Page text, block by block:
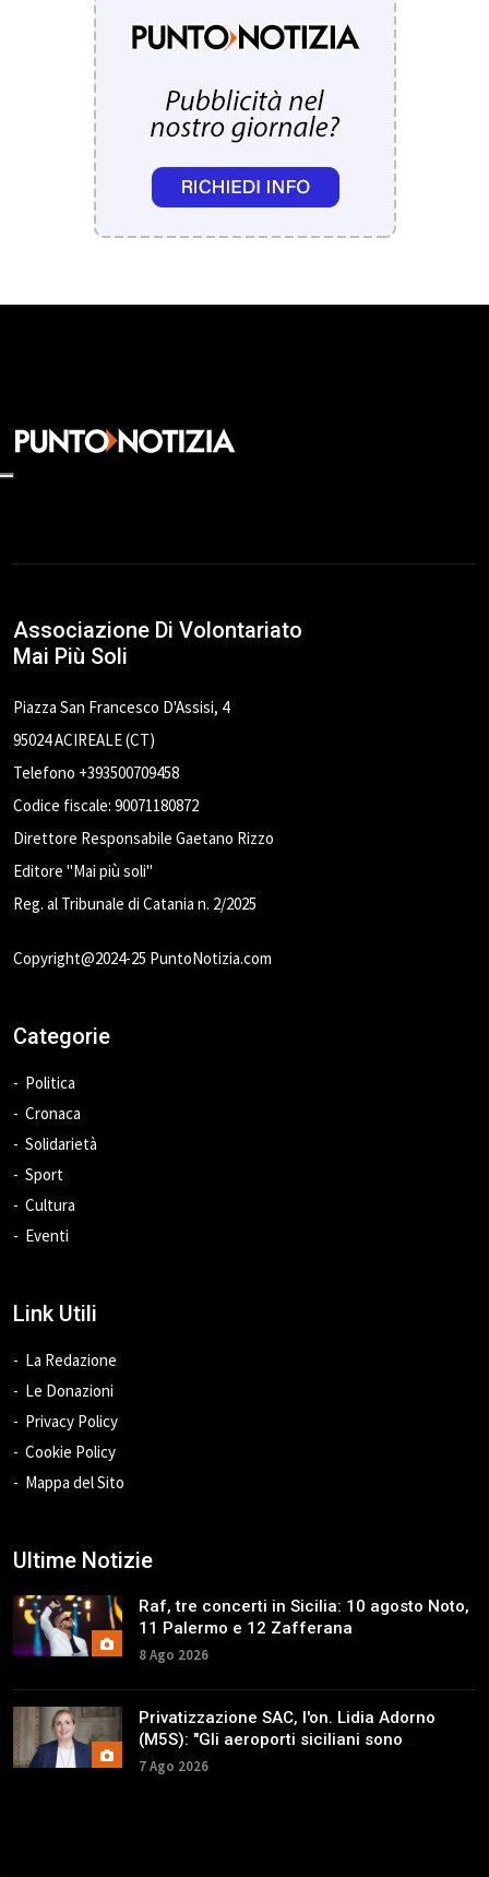
Associazione Di Volontariato
Mai Più Soli
Piazza San Francesco D'Assisi, 4
95024 ACIREALE (CT)
Telefono +393500709458
Codice fiscale: 90071180872
Direttore Responsabile Gaetano Rizzo
Editore "Mai più soli"
Reg. al Tribunale di Catania n. 2/2025
Copyright@2024-25 PuntoNotizia.com
Categorie
Politica
Cronaca
Solidarietà
Sport
Cultura
Eventi
Link Utili
La Redazione
Le Donazioni
Privacy Policy
Cookie Policy
Mappa del Sito
Ultime Notizie
Raf, tre concerti in Sicilia: 10 agosto Noto,
11 Palermo e 12 Zafferana
8 Ago 2026
Privatizzazione SAC, l'on. Lidia Adorno
(M5S): "Gli aeroporti siciliani sono
patrimonio strategico"
7 Ago 2026